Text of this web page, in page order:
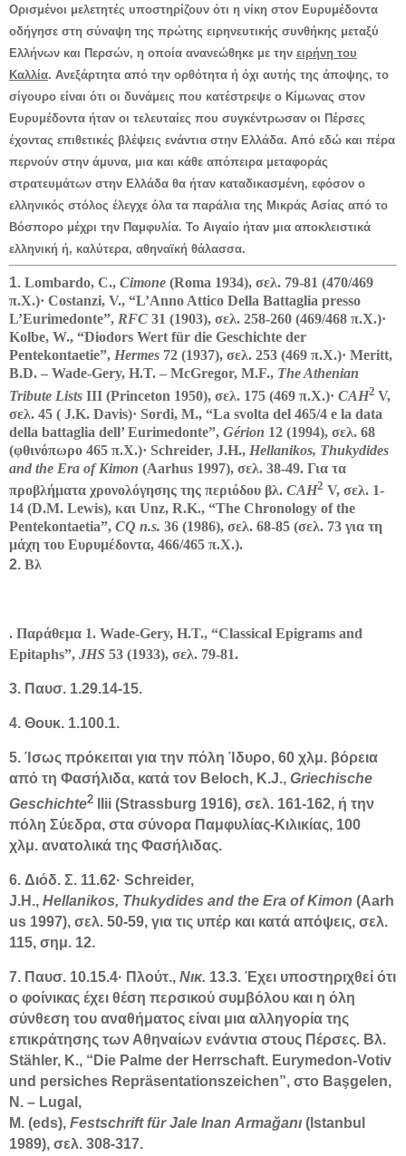
Ορισμένοι μελετητές υποστηρίζουν ότι η νίκη στον Ευρυμέδοντα
οδήγησε στη σύναψη της πρώτης ειρηνευτικής συνθήκης μεταξύ
Ελλήνων και Περσών, η οποία ανανεώθηκε με την ειρήνη του
Καλλία. Ανεξάρτητα από την ορθότητα ή όχι αυτής της άποψης, το
σίγουρο είναι ότι οι δυνάμεις που κατέστρεψε ο Κίμωνας στον
Ευρυμέδοντα ήταν οι τελευταίες που συγκέντρωσαν οι Πέρσες
έχοντας επιθετικές βλέψεις ενάντια στην Ελλάδα. Από εδώ και πέρα
περνούν στην άμυνα, μια και κάθε απόπειρα μεταφοράς
στρατευμάτων στην Ελλάδα θα ήταν καταδικασμένη, εφόσον ο
ελληνικός στόλος έλεγχε όλα τα παράλια της Μικράς Ασίας από το
Βόσπορο μέχρι την Παμφυλία. Το Αιγαίο ήταν μια αποκλειστικά
ελληνική ή, καλύτερα, αθηναϊκή θάλασσα.
1. Lombardo, C., Cimone (Roma 1934), σελ. 79-81 (470/469
π.Χ.)· Costanzi, V., “L’Anno Attico Della Battaglia presso
L’Eurimedonte”, RFC 31 (1903), σελ. 258-260 (469/468 π.Χ.)·
Kolbe, W., “Diodors Wert für die Geschichte der
Pentekontaetie”, Hermes 72 (1937), σελ. 253 (469 π.Χ.)· Meritt,
B.D. – Wade-Gery, H.T. – McGregor, M.F., The Athenian
Tribute Lists III (Princeton 1950), σελ. 175 (469 π.Χ.)· CAH2 V,
σελ. 45 ( J.K. Davis)· Sordi, M., “La svolta del 465/4 e la data
della battaglia dell’ Eurimedonte”, Gérion 12 (1994), σελ. 68
(φθινόπωρο 465 π.Χ.)· Schreider, J.H., Hellanikos, Thukydides
and the Era of Kimon (Aarhus 1997), σελ. 38-49. Για τα
προβλήματα χρονολόγησης της περιόδου βλ. CAH2 V, σελ. 1-
14 (D.M. Lewis), και Unz, R.K., “The Chronology of the
Pentekontaetia”, CQ n.s. 36 (1986), σελ. 68-85 (σελ. 73 για τη
μάχη του Ευρυμέδοντα, 466/465 π.Χ.).
2. Βλ
. Παράθεμα 1. Wade-Gery, H.T., “Classical Epigrams and
Epitaphs”, JHS 53 (1933), σελ. 79-81.
3. Παυσ. 1.29.14-15.
4. Θουκ. 1.100.1.
5. Ίσως πρόκειται για την πόλη Ίδυρο, 60 χλμ. βόρεια
από τη Φασήλιδα, κατά τον Beloch, K.J., Griechische
Geschichte2 IIii (Strassburg 1916), σελ. 161-162, ή την
πόλη Σύεδρα, στα σύνορα Παμφυλίας-Κιλικίας, 100
χλμ. ανατολικά της Φασήλιδας.
6. Διόδ. Σ. 11.62· Schreider,
J.H., Hellanikos, Thukydides and the Era of Kimon (Aarh
us 1997), σελ. 50-59, για τις υπέρ και κατά απόψεις, σελ.
115, σημ. 12.
7. Παυσ. 10.15.4· Πλούτ., Νικ. 13.3. Έχει υποστηριχθεί ότι
ο φοίνικας έχει θέση περσικού συμβόλου και η όλη
σύνθεση του αναθήματος είναι μια αλληγορία της
επικράτησης των Αθηναίων ενάντια στους Πέρσες. Βλ.
Stähler, K., “Die Palme der Herrschaft. Eurymedon-Votiv
und persiches Repräsentationszeichen”, στο Başgelen,
N. – Lugal,
M. (eds), Festschrift für Jale Inan Armağanı (Istanbul
1989), σελ. 308-317.